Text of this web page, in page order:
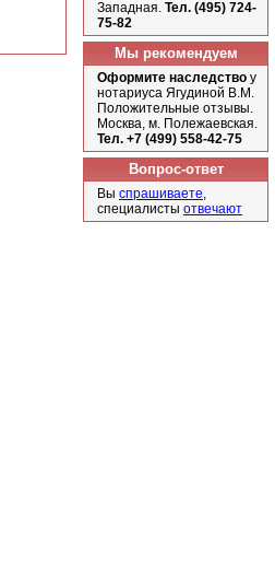
Западная. Тел. (495) 724-
75-82
Мы рекомендуем
Оформите наследство у
нотариуса Ягудиной В.М.
Положительные отзывы.
Москва, м. Полежаевская.
Тел. +7 (499) 558-42-75
Вопрос-ответ
Вы спрашиваете
специалисты отвечают